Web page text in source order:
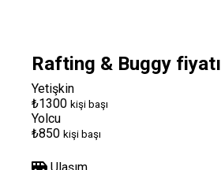
Rafting & Buggy fiyatı
Yetişkin
₺1300 kişi başı
Yolcu
₺850 kişi başı